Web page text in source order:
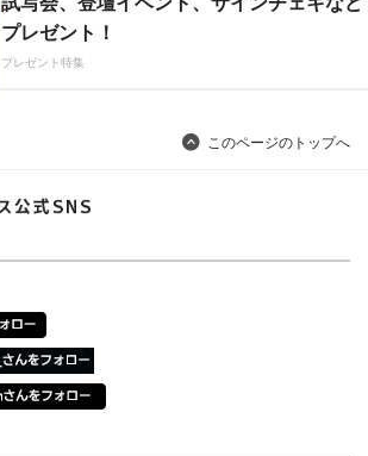
プレゼント！
プレゼント特集
このページのトップへ